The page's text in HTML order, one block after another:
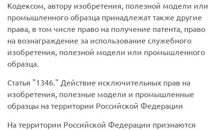
Кодексом, автору изобретения, полезной модели или
промышленного образца принадлежат также другие
права, в том числе право на получение патента, право
на вознаграждение за использование служебного
изобретения, полезной модели или промышленного
образца.
Статья
1346.
Действие исключительных прав на
изобретения, полезные модели и промышленные
образцы на территории Российской Федерации
На территории Российской Федерации признаются